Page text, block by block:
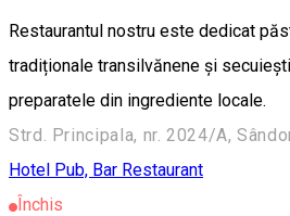
Restaurantul nostru este dedicat
tradiționale transilvănene și
preparatele din ingrediente locale.
Hotel Pub, Bar Restaurant
Închis